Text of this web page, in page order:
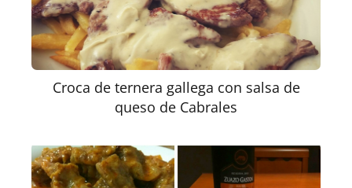
Croca de ternera gallega con salsa de
queso de Cabrales